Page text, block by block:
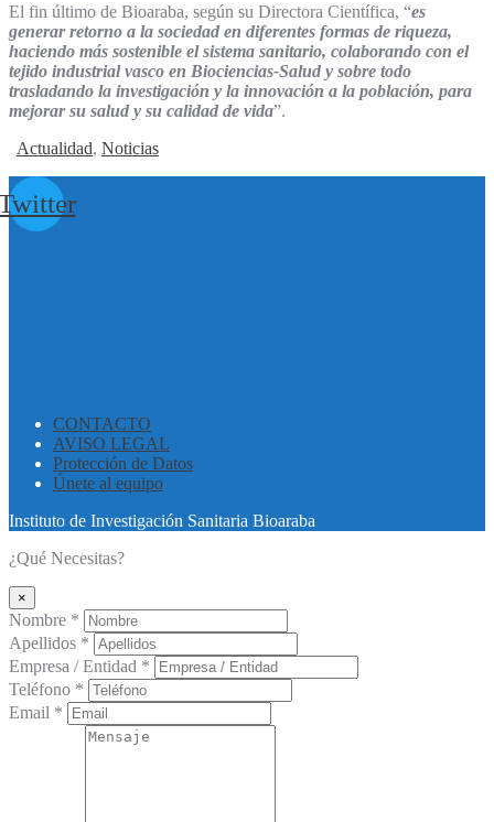
El fin último de Bioaraba, según su Directora Científica, “es
generar retorno a la sociedad en diferentes formas de riqueza,
haciendo más sostenible el sistema sanitario, colaborando con el
tejido industrial vasco en Biociencias-Salud y sobre todo
trasladando la investigación y la innovación a la población, para
mejorar su salud y su calidad de vida”.
Actualidad, Noticias
CONTACTO
AVISO LEGAL
Protección de Datos
Únete al equipo
Instituto de Investigación Sanitaria Bioaraba
¿Qué Necesitas?
×
Nombre *
Apellidos *
Empresa / Entidad *
Teléfono *
Email *